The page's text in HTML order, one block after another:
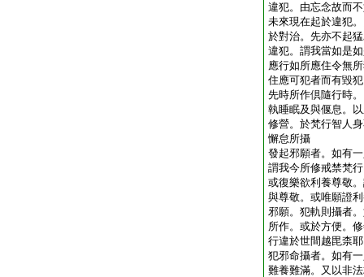
違犯。由忘念故而
未來現在起於違犯
於對治。先亦不起
違犯。謂我當如是
應行如所應住令無
住應可犯者而有毀
先時所作倶隨行時
執睡眠及與偃息。
修營。於梵行智人
懈怠所攝
發起邪願者。如有
謂我今所修戒禁梵
或復樂欲利養尊敬
與尊敬。或唯願證
邪願。犯軌則攝者
所作。或於方便。
行違於世間越毘柰
犯邪命攝者。如有
難養難滿。又以非